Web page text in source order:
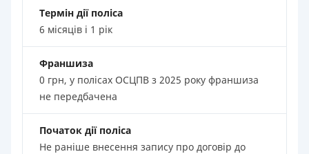
Термін дії поліса
6 місяців і 1 рік
Франшиза
0 грн, у полісах ОСЦПВ з 2025 року франшиза
не передбачена
Початок дії поліса
Не раніше внесення запису про договір до